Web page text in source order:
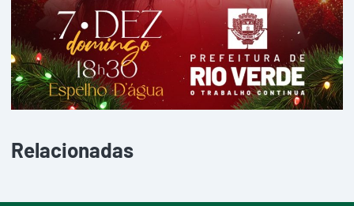
Relacionadas